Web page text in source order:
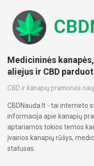
Medicininės
aliejus ir CBD
CBD ir kanapių pramonės
CBDNauda.lt - tai interneto
informacija apie kanapių
aptariamos tokios temos
įvairios kanapių rūšys,
statusas.